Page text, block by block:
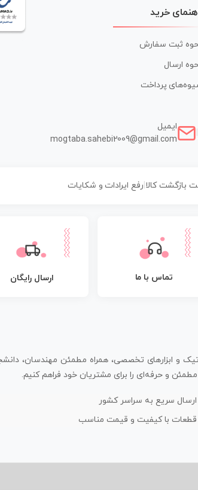
خرید
ثبت سفارش
ارسال
پرداخت
ایمیل
mogtaba.sahebi2009@gmail.com
بازگشت کالا رفع ایرادات و شکایات
تماس با ما ارسال رایگان
و ابزارهای تخصصی، همراه مطمئن مهندسان،
و حرفه‌ای را برای مشتریان خود فراهم کنیم.
ارسال سریع به سراسر کشور
قطعات با کیفیت و قیمت مناسب